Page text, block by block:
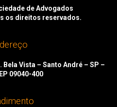
de Advogados
os direitos reservados.
Vista – Santo André – SP –
09040-400